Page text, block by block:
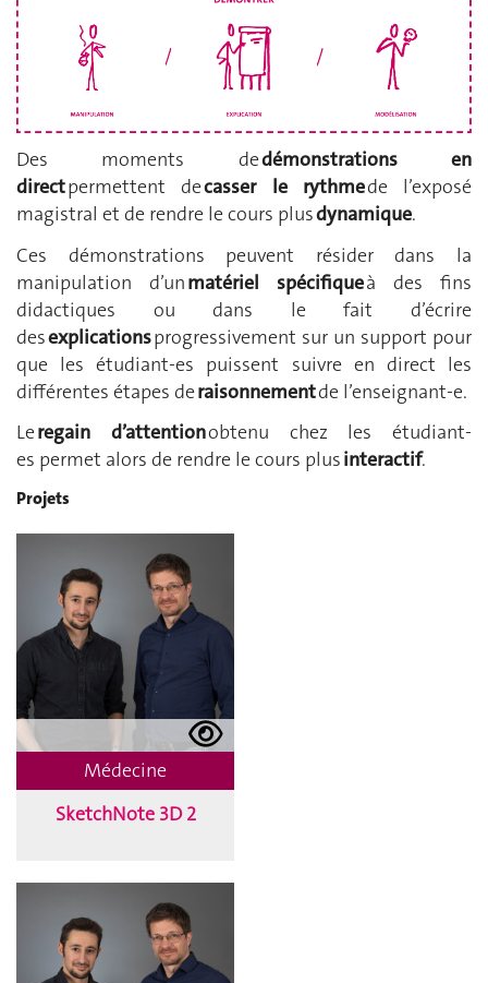
Des moments dedémonstrations en
directpermettent decasser le rythmede l’exposé
magistral et de rendre le cours plusdynamique.
Ces démonstrations peuvent résider dans la
manipulation d’unmatériel spécifiqueà des fins
didactiques ou dans le fait d’écrire
desexplicationsprogressivement sur un support pour
que les étudiant-es puissent suivre en direct les
différentes étapes deraisonnementde l’enseignant-e.
Leregain d’attentionobtenu chez les étudiant-
es permet alors de rendre le cours plusinteractif.
Projets
Médecine
SketchNote 3D 2